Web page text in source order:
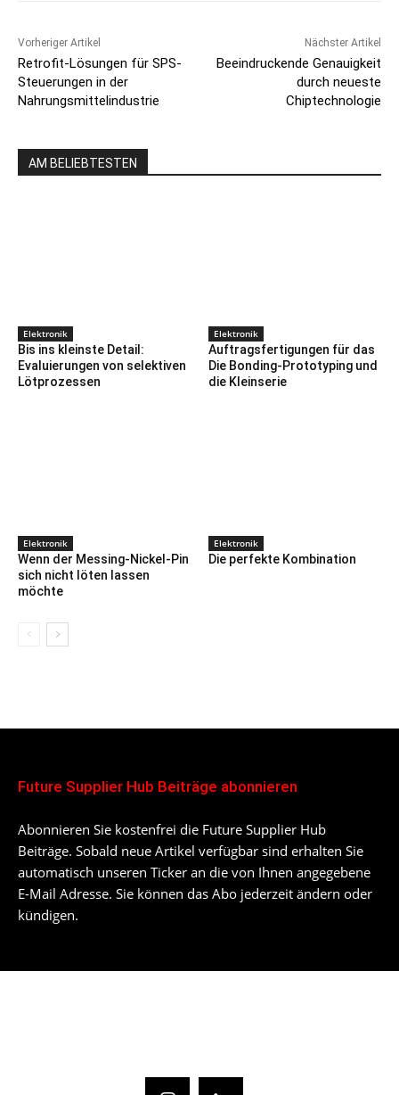
Vorheriger Artikel
Retrofit-Lösungen für SPS-
Steuerungen in der
Nahrungsmittelindustrie
Nächster Artikel
Beeindruckende Genauigkeit
durch neueste
Chiptechnologie
AM BELIEBTESTEN
Elektronik
Bis ins kleinste Detail:
Evaluierungen von selektiven
Lötprozessen
Elektronik
Auftragsfertigungen für das
Die Bonding-Prototyping und
die Kleinserie
Elektronik
Wenn der Messing-Nickel-Pin
sich nicht löten lassen
möchte
Elektronik
Die perfekte Kombination
Future Supplier Hub Beiträge abonnieren
Abonnieren Sie kostenfrei die Future Supplier Hub
Beiträge. Sobald neue Artikel verfügbar sind erhalten Sie
automatisch unseren Ticker an die von Ihnen angegebene
E-Mail Adresse. Sie können das Abo jederzeit ändern oder
kündigen.